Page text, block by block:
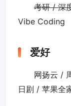
考研 / 深
Vibe Coding
爱好
网扬云 /
日剧 / 苹果全